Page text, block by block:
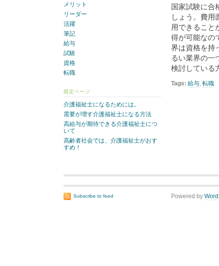
国家試験に合
しょう。費用
用できること
得が可能なの
界は資格を持
るい業界の一
検討している
Tags: 給与, 転職
メリット
リーダー
活躍
筆記
給与
試験
資格
転職
固定ページ
介護福祉士になるためには。
需要が増す介護福祉士になる方法
高給与が期待できる介護福祉士につ
いて
高齢者社会では、介護福祉士がおす
すめ！
Subscribe to feed Powered by